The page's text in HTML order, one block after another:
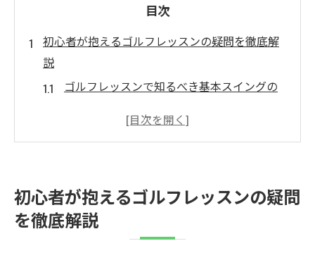
目次
初心者が抱えるゴルフレッスンの疑問を徹底解
説
ゴルフレッスンで知るべき基本スイングの
初めてのゴルフクラブ選びでの疑問を解消
初心者が苦手とするアプローチショットの
克服方法
ゴルフルールに関する基礎知識とよくある
初心者が抱えるゴルフレッスンの疑問
を徹底解説